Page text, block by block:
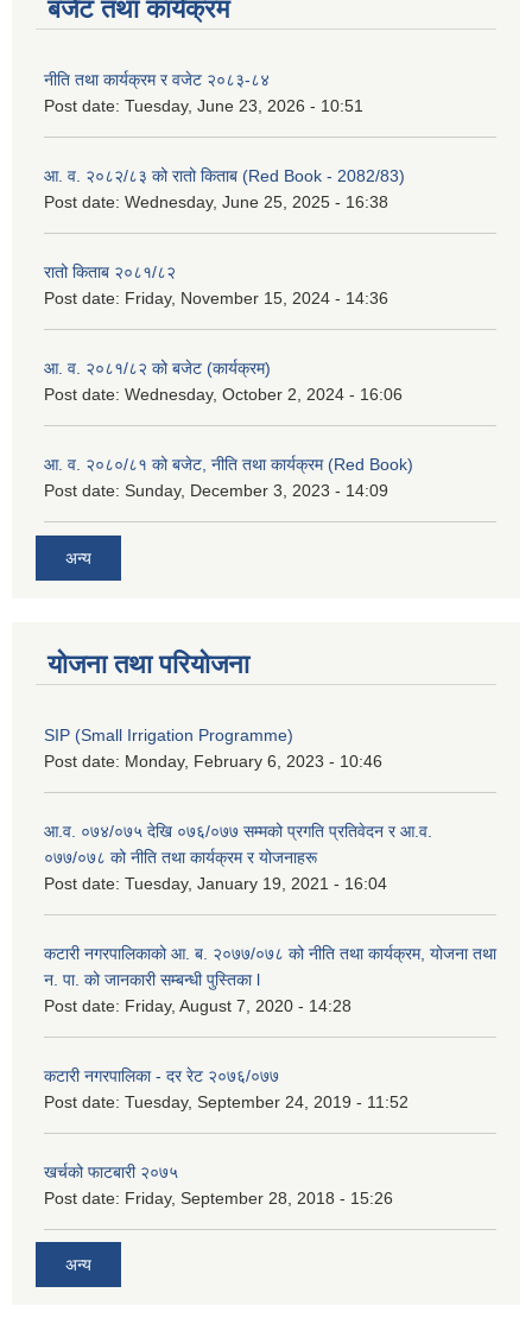
बजेट तथा कार्यक्रम
नीति तथा कार्यक्रम र वजेट २०८३-८४
Post date: Tuesday, June 23, 2026 - 10:51
आ. व. २०८२/८३ को रातो किताब (Red Book - 2082/83)
Post date: Wednesday, June 25, 2025 - 16:38
रातो किताब २०८१/८२
Post date: Friday, November 15, 2024 - 14:36
आ. व. २०८१/८२ को बजेट (कार्यक्रम)
Post date: Wednesday, October 2, 2024 - 16:06
आ. व. २०८०/८१ को बजेट, नीति तथा कार्यक्रम (Red Book)
Post date: Sunday, December 3, 2023 - 14:09
अन्य
योजना तथा परियोजना
SIP (Small Irrigation Programme)
Post date: Monday, February 6, 2023 - 10:46
आ.व. ०७४/०७५ देखि ०७६/०७७ सम्मको प्रगति प्रतिवेदन र आ.व.
०७७/०७८ को नीति तथा कार्यक्रम र योजनाहरू
Post date: Tuesday, January 19, 2021 - 16:04
कटारी नगरपालिकाको आ. ब. २०७७/०७८ को नीति तथा कार्यक्रम, योजना तथा
न. पा. को जानकारी सम्बन्धी पुस्तिका l
Post date: Friday, August 7, 2020 - 14:28
कटारी नगरपालिका - दर रेट २०७६/०७७
Post date: Tuesday, September 24, 2019 - 11:52
खर्चको फाटबारी २०७५
Post date: Friday, September 28, 2018 - 15:26
अन्य